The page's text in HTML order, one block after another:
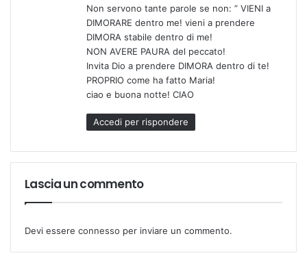
Non servono tante parole se non: ” VIENI a
DIMORARE dentro me! vieni a prendere
DIMORA stabile dentro di me!
NON AVERE PAURA del peccato!
Invita Dio a prendere DIMORA dentro di te!
PROPRIO come ha fatto Maria!
ciao e buona notte! CIAO
Accedi per rispondere
Lascia un commento
Devi essere connesso per inviare un commento.